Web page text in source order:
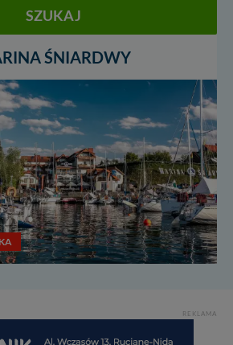
SZUKAJ
ŚNIARDWY
REKLAMA